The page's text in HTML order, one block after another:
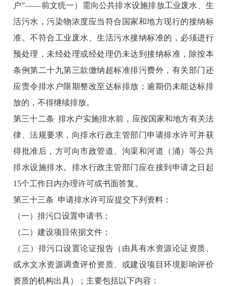
户”――前文统一）需向公共排水设施排放工业废水、生
活污水，污染物浓度应当符合国家和地方现行的接纳标
准。不符合工业废水、生活污水接纳标准的，必须进行
预处理，未经处理或经处理仍未达到接纳标准，除按本
条例第二十九第三款缴纳超标准排污费外，有关部门还
应责令排水户限期整改至达标排放；逾期仍未能达标排
放的，不得继续排放。
第三十二条 排水户实施排水前，应按国家和地方有关法
律、法规要求，向排水行政主管部门申请排水许可并获
得批准后，方可向市政管道、沟渠和河道（涌）等公共
排水设施排水。排水行政主管部门应在接到申请之日起
15个工作日内办理许可或书面答复。
第三十三条 申请排水许可应提交下列资料：
（一）排污口设置申请书；
（二）建设项目依据文件；
（三）排污口设置论证报告（由具有水资源论证资质、
或水文水资源调查评价资质、或建设项目环境影响评价
资质的机构出具）；主要包括以下内容：